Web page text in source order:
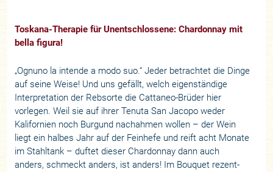
Toskana-Therapie für Unentschlossene: Chardonnay mit
bella figura!
„Ognuno la intende a modo suo.“ Jeder betrachtet die Dinge
auf seine Weise! Und uns gefällt, welch eigenständige
Interpretation der Rebsorte die Cattaneo-Brüder hier
vorlegen. Weil sie auf ihrer Tenuta San Jacopo weder
Kalifornien noch Burgund nachahmen wollen – der Wein
liegt ein halbes Jahr auf der Feinhefe und reift acht Monate
im Stahltank – duftet dieser Chardonnay dann auch
anders, schmeckt anders, ist anders! Im Bouquet rezent-